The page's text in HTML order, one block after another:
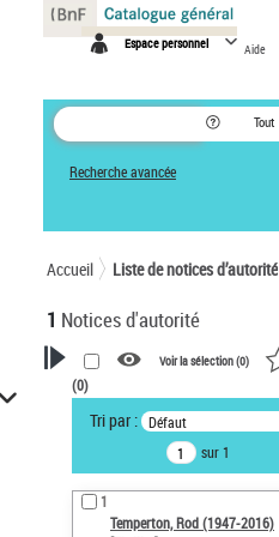
Espace personnel Aide
Tout
Recherche avancée
Accueil Liste de notices d’autorité
1 Notices d'autorité
VOTRE RECHERCHE
Recherche avancée dans les
notices d’autorité
Œuvres liées à l'auteur :
Temperton, Rod (1947-2016)
Voir la sélection (0)
(0)
Tri par : Défaut
sur 1
1
Temperton, Rod (1947-2016)
Panneau de gestion des cookies